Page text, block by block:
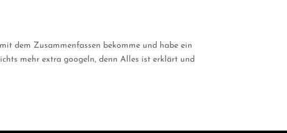
dem Zusammenfassen bekomme und habe ein
mehr extra googeln, denn Alles ist erklärt und